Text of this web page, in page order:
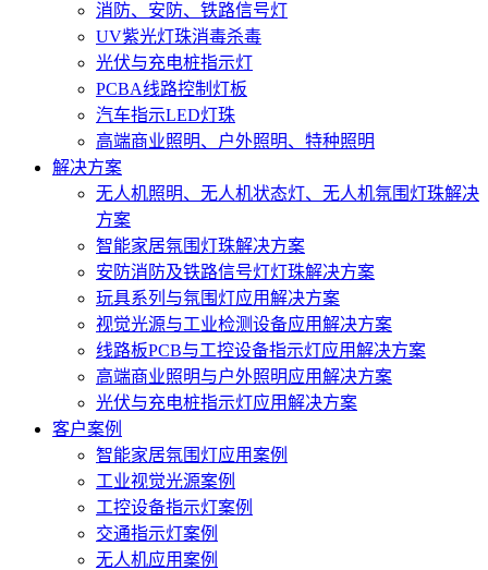
消防、安防、铁路信号灯
UV紫光灯珠消毒杀毒
光伏与充电桩指示灯
PCBA线路控制灯板
汽车指示LED灯珠
高端商业照明、户外照明、特种照明
解决方案
无人机照明、无人机状态灯、无人机氛围灯珠解决
方案
智能家居氛围灯珠解决方案
安防消防及铁路信号灯灯珠解决方案
玩具系列与氛围灯应用解决方案
视觉光源与工业检测设备应用解决方案
线路板PCB与工控设备指示灯应用解决方案
高端商业照明与户外照明应用解决方案
光伏与充电桩指示灯应用解决方案
客户案例
智能家居氛围灯应用案例
工业视觉光源案例
工控设备指示灯案例
交通指示灯案例
无人机应用案例